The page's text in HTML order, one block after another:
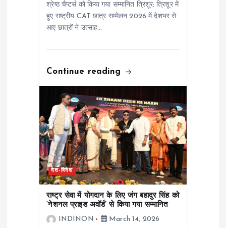
श्रेष्ठ चैप्टर्स को किया गया सम्मानित त्रिशूर: त्रिशूर में
हुए राष्ट्रीय CAT छात्र सम्मेलन 2026 में देशभर से
आए छात्रों ने उत्साह…
Continue reading
देश-विदेश
राष्ट्र सेवा में योगदान के लिए जंग बहादुर सिंह को
‘नेशनल प्राइड अवॉर्ड’ से किया गया सम्मानित
INDINON
March 14, 2026